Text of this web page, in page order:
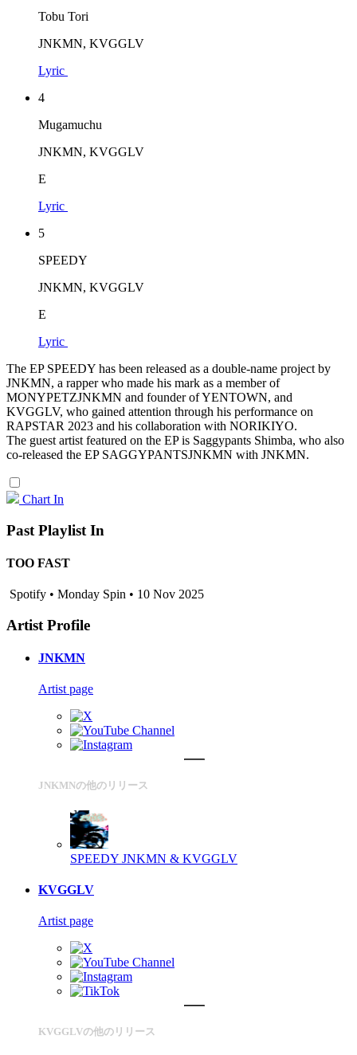
Tobu Tori
JNKMN, KVGGLV
Lyric
4
Mugamuchu
JNKMN, KVGGLV
E
Lyric
5
SPEEDY
JNKMN, KVGGLV
E
Lyric
The EP SPEEDY has been released as a double-name project by
JNKMN, a rapper who made his mark as a member of
MONYPETZJNKMN and founder of YENTOWN, and
KVGGLV, who gained attention through his performance on
RAPSTAR 2023 and his collaboration with NORIKIYO.
The guest artist featured on the EP is Saggypants Shimba, who also
co-released the EP SAGGYPANTSJNKMN with JNKMN.
Chart In
Past Playlist In
TOO FAST
Spotify • Monday Spin • 10 Nov 2025
Artist Profile
JNKMN
Artist page
JNKMNの他のリリース
SPEEDY JNKMN & KVGGLV
KVGGLV
Artist page
KVGGLVの他のリリース